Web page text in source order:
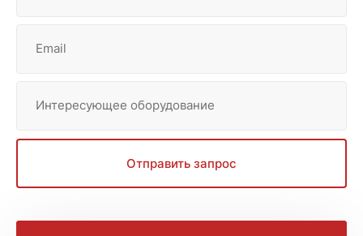
Email
Интересующее оборудование
Отправить запрос